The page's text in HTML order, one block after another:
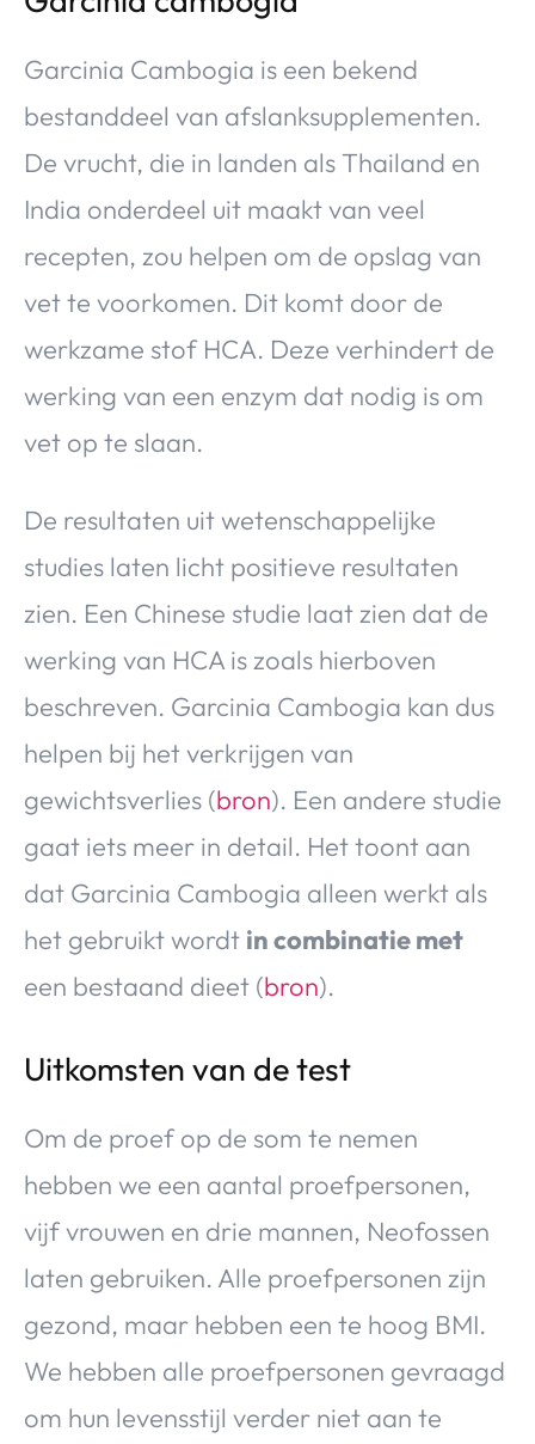
Garcinia Cambogia is een bekend
bestanddeel van afslanksupplementen.
De vrucht, die in landen als Thailand en
India onderdeel uit maakt van veel
recepten, zou helpen om de opslag van
vet te voorkomen. Dit komt door de
werkzame stof HCA. Deze verhindert de
werking van een enzym dat nodig is om
vet op te slaan.
De resultaten uit wetenschappelijke
studies laten licht positieve resultaten
zien. Een Chinese studie laat zien dat de
werking van HCA is zoals hierboven
beschreven. Garcinia Cambogia kan dus
helpen bij het verkrijgen van
gewichtsverlies (bron). Een andere studie
gaat iets meer in detail. Het toont aan
dat Garcinia Cambogia alleen werkt als
het gebruikt wordt in combinatie met
een bestaand dieet (bron).
Uitkomsten van de test
Om de proef op de som te nemen
hebben we een aantal proefpersonen,
vijf vrouwen en drie mannen, Neofossen
laten gebruiken. Alle proefpersonen zijn
gezond, maar hebben een te hoog BMI.
We hebben alle proefpersonen gevraagd
om hun levensstijl verder niet aan te